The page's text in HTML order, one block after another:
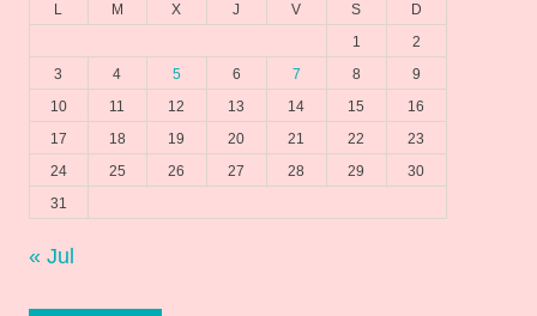
L M X J V S
D
1
2
3
4 5 6 7 8
9
10
11 12 13 14 15
16
17
18 19 20 21 22
23
24
25 26 27 28 29
30
31
« Jul